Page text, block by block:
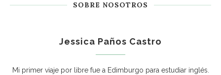
SOBRE NOSOTROS
Jessica Paños Castro
Mi primer viaje por libre fue a Edimburgo para estudiar inglés.